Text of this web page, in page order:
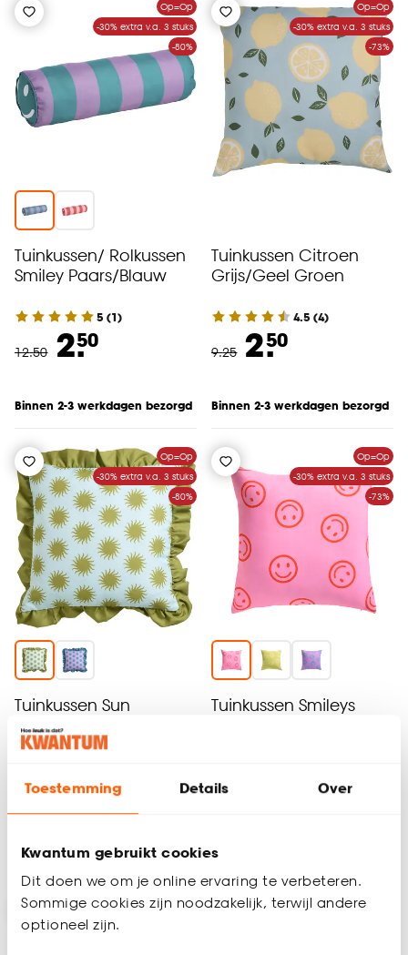
Toestemming Details Over
Kwantum gebruikt cookies
Dit doen we om je online ervaring te verbeteren.
Sommige cookies zijn noodzakelijk, terwijl andere
optioneel zijn.
Op=Op
-30% extra v.a. 3 stuks
-80%
Tuinkussen/ Rolkussen
Smiley Paars/Blauw
5 (1)
12.50 2.50
Binnen 2-3 werkdagen bezorgd
Op=Op
-30% extra v.a. 3 stuks
-73%
Tuinkussen Citroen
Grijs/Geel Groen
4.5 (4)
9.25 2.50
Binnen 2-3 werkdagen bezorgd
Op=Op
-30% extra v.a. 3 stuks
-80%
Tuinkussen Sun
Groen/Blauw
2.50
Binnen 2-3 werkdagen bezorgd
Op=Op
-30% extra v.a. 3 stuks
-73%
Tuinkussen Smileys
Binnen 2-3 werkdagen bezorgd
Op=Op
-30% extra v.a. 3 stuks
Op=Op